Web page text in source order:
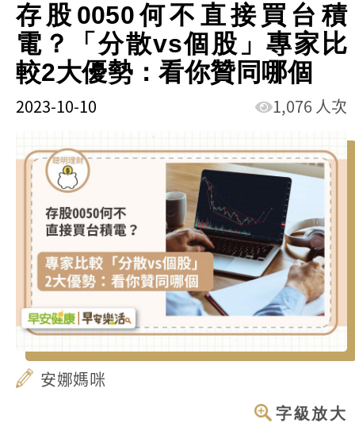
存股0050何不直接買台積
電？「分散vs個股」專家比
較2大優勢：看你贊同哪個
2023-10-10 1,076 人次
安娜媽咪
字級放大